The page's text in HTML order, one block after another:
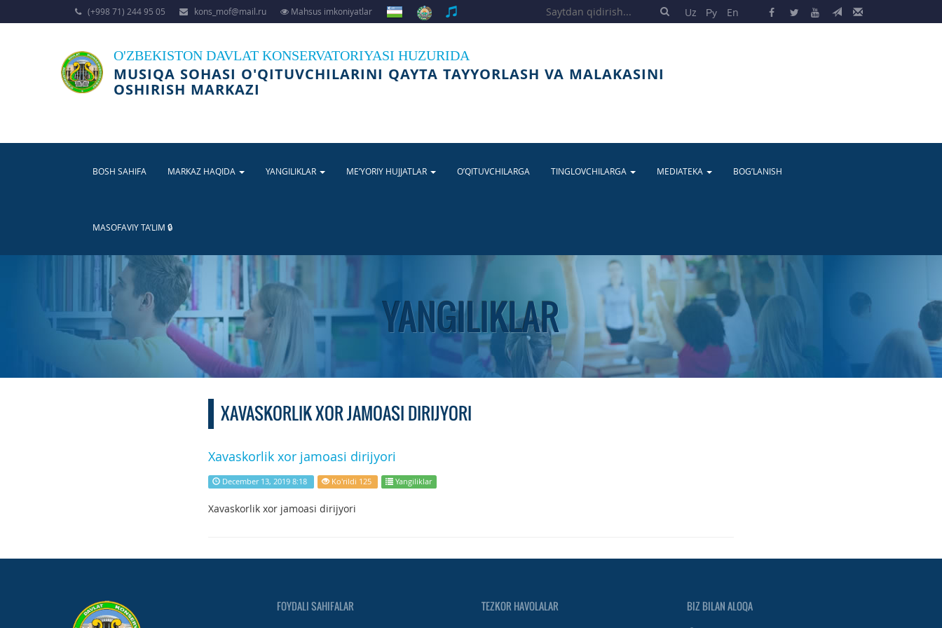
Uz Ру En
(+998 71) 244 95 05 kons_mof@mail.ru Mahsus imkoniyatlar
O'ZBEKISTON DAVLAT KONSERVATORIYASI HUZURIDA
MUSIQA SOHASI O'QITUVCHILARINI QAYTA TAYYORLASH VA MALAKASINI
OSHIRISH MARKAZI
BOSH SAHIFA MARKAZ HAQIDA YANGILIKLAR ME’YORIY HUJJATLAR O’QITUVCHILARGA TINGLOVCHILARGA MEDIATEKA BOG’LANISH
MASOFAVIY TA’LIM 🔒
YANGILIKLAR
XAVASKORLIK XOR JAMOASI DIRIJYORI
Xavaskorlik xor jamoasi dirijyori
December 13, 2019 8:18 Ko'rildi 125 Yangiliklar
Xavaskorlik xor jamoasi dirijyori
FOYDALI SAHIFALAR TEZKOR HAVOLALAR BIZ BILAN ALOQA